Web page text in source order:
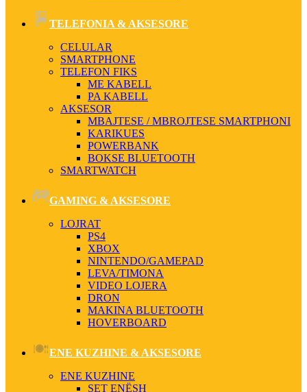
TELEFONIA & AKSESORE
CELULAR
SMARTPHONE
TELEFON FIKS
ME KABELL
PA KABELL
AKSESOR
MBAJTESE / MBROJTESE SMARTPHONI
KARIKUES
POWERBANK
BOKSE BLUETOOTH
SMARTWATCH
GAMING & AKSESORE
LOJRAT
PS4
XBOX
NINTENDO/GAMEPAD
LEVA/TIMONA
VIDEO LOJERA
DRON
MAKINA BLUETOOTH
HOVERBOARD
ENE KUZHINE & AKSESORE
ENE KUZHINE
SET ENËSH